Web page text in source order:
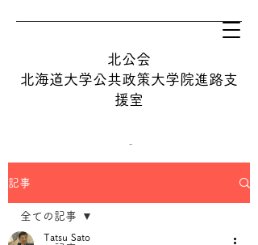
北公会
​北海道大学公共政策大学院進路支
援室
記事
全ての記事
Tatsu Sato